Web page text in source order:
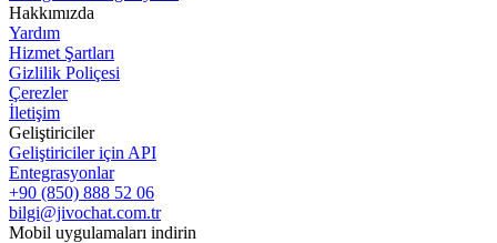
Hakkımızda
Yardım
Hizmet Şartları
Gizlilik Poliçesi
Çerezler
İletişim
Geliştiriciler
Geliştiriciler için API
Entegrasyonlar
+90 (850) 888 52 06
bilgi@jivochat.com.tr
Mobil uygulamaları indirin